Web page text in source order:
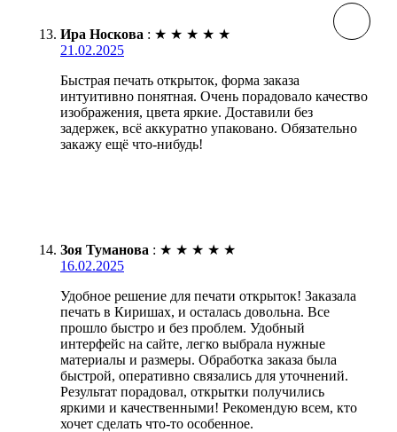
Ира Носкова : ★ ★ ★ ★ ★
21.02.2025
Быстрая печать открыток, форма заказа
интуитивно понятная. Очень порадовало качество
изображения, цвета яркие. Доставили без
задержек, всё аккуратно упаковано. Обязательно
закажу ещё что-нибудь!
Зоя Туманова : ★ ★ ★ ★ ★
16.02.2025
Удобное решение для печати открыток! Заказала
печать в Киришах, и осталась довольна. Все
прошло быстро и без проблем. Удобный
интерфейс на сайте, легко выбрала нужные
материалы и размеры. Обработка заказа была
быстрой, оперативно связались для уточнений.
Результат порадовал, открытки получились
яркими и качественными! Рекомендую всем, кто
хочет сделать что-то особенное.